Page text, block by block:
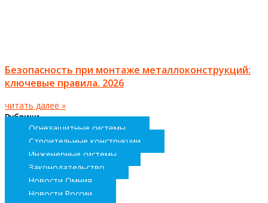
Безопасность при монтаже металлоконструкций:
ключевые правила. 2026
читать далее »
Рубрики
Огнезащитные системы
Строительные конструкции
Инженерные системы
Законодательство
Новости Омния
Новости России